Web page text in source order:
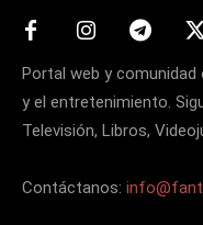
Portal web y
y el entretenimiento.
Televisión, Libros,
Contáctanos: